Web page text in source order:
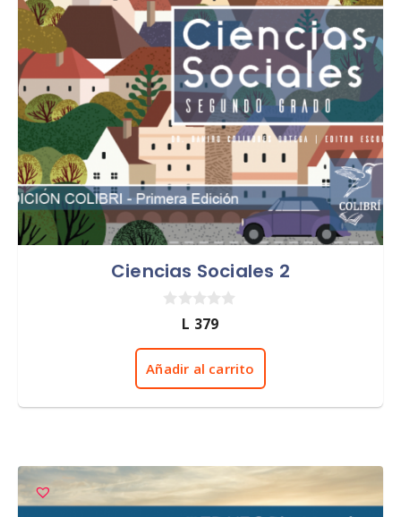
Ciencias Sociales 2
e
L 379
Añadir al carrito